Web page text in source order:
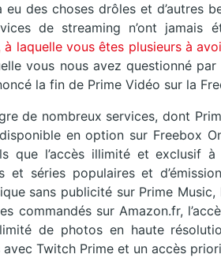
des choses drôles et d’autres
de streaming n’ont jamais
laquelle vous êtes plusieurs à
vous nous avez questionné
la fin de Prime Vidéo sur la
de nombreux services, dont
en option sur Freebox
que l’accès illimité et exclusif
et séries populaires et
sans publicité sur Prime
commandés sur Amazon.fr,
de photos en haute
Twitch Prime et un accès